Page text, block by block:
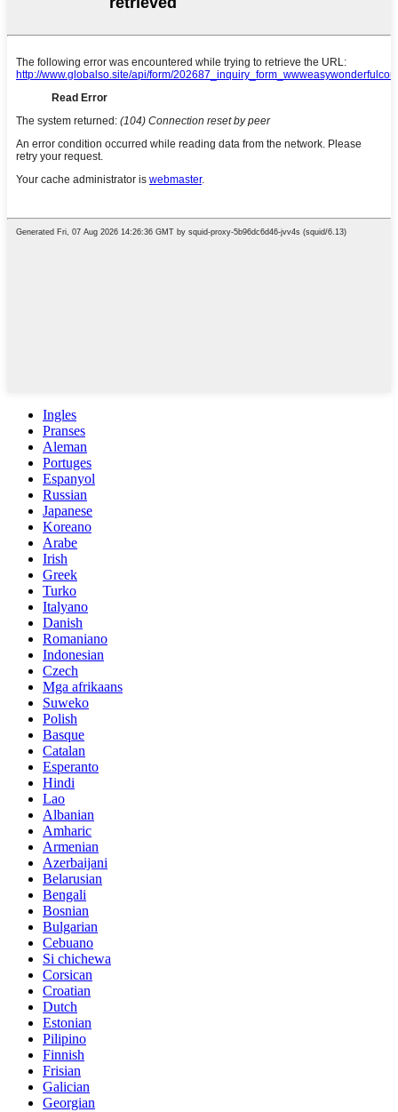
Ingles
Pranses
Aleman
Portuges
Espanyol
Russian
Japanese
Koreano
Arabe
Irish
Greek
Turko
Italyano
Danish
Romaniano
Indonesian
Czech
Mga afrikaans
Suweko
Polish
Basque
Catalan
Esperanto
Hindi
Lao
Albanian
Amharic
Armenian
Azerbaijani
Belarusian
Bengali
Bosnian
Bulgarian
Cebuano
Si chichewa
Corsican
Croatian
Dutch
Estonian
Pilipino
Finnish
Frisian
Galician
Georgian